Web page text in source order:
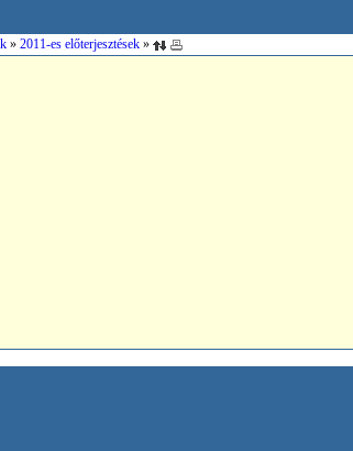
» 2011-es előterjesztések »